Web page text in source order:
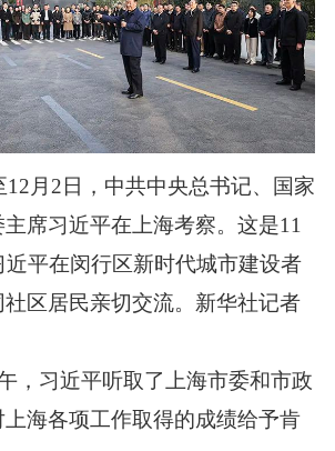
月2日，中共中央总书记、国家
席习近平在上海考察。这是11
近平在闵行区新时代城市建设者
区居民亲切交流。新华社记者
习近平听取了上海市委和市政
海各项工作取得的成绩给予肯